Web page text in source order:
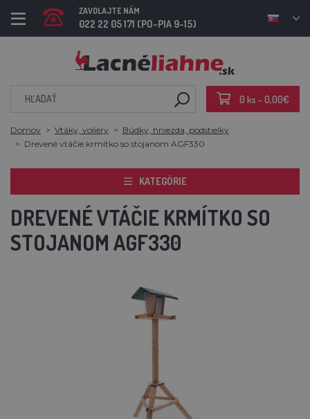
ZAVOLAJTE NÁM
022 22 05 171 (PO-PIA 9-15)
0 ks - 0,00€
Domov Vtáky, voliéry
Búdky, hniezda, podstielky
Drevené vtáčie krmítko so stojanom AGF330
KATEGÓRIE
DREVENÉ VTÁČIE KRMÍTKO SO
STOJANOM AGF330